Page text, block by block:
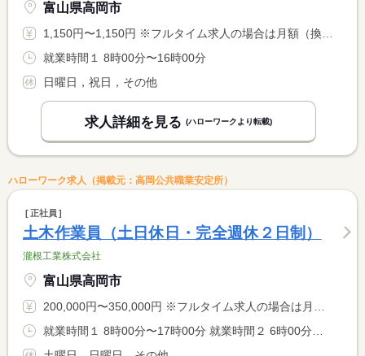
富山県高岡市
1,150円〜1,150円 ※フルタイム求人の場合は月額（換算額）、パート求人の場合は時間額を表示しています。
就業時間１ 8時00分〜16時00分
日曜日，祝日，その他
求人詳細を見る (ハローワークより転載)
ハローワーク求人（掲載元：高岡公共職業安定所）
正社員
土木作業員（土日休日・完全週休２日制）
瀧根工業株式会社
富山県高岡市
200,000円〜350,000円 ※フルタイム求人の場合は月額（換算額）、パート求人の場合は時間額を表示しています。